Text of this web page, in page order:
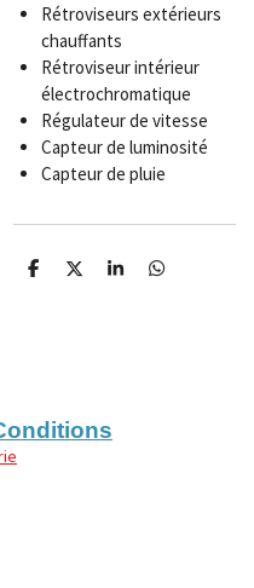
Rétroviseurs extérieurs
chauffants
Rétroviseur intérieur
électrochromatique
Régulateur de vitesse
Capteur de luminosité
Capteur de pluie
P
P
P
P